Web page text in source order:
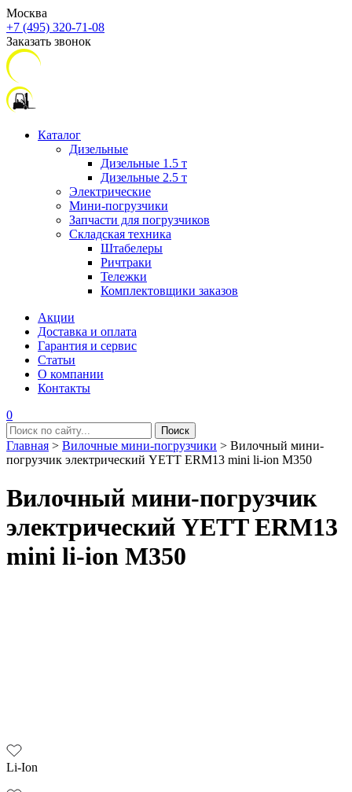
Москва
+7 (495) 320-71-08
Заказать звонок
Каталог
Дизельные
Дизельные 1.5 т
Дизельные 2.5 т
Электрические
Мини-погрузчики
Запчасти для погрузчиков
Складская техника
Штабелеры
Ричтраки
Тележки
Комплектовщики заказов
Акции
Доставка и оплата
Гарантия и сервис
Статьи
О компании
Контакты
0
Главная > Вилочные мини-погрузчики > Вилочный мини-
погрузчик электрический YETT ERM13 mini li-ion M350
Вилочный мини-погрузчик
электрический YETT ERM13
mini li-ion M350
Li-Ion